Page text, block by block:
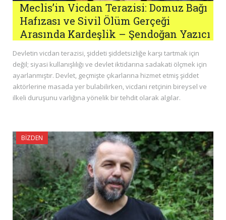
Meclis’in Vicdan Terazisi: Domuz Bağı
Hafızası ve Sivil Ölüm Gerçeği
Arasında Kardeşlik – Şendoğan Yazıcı
Devletin vicdan terazisi, şiddeti şiddetsizliğe karşı tartmak için
değil; siyasi kullanışlılığı ve devlet iktidarına sadakati ölçmek için
ayarlanmıştır. Devlet, geçmişte çıkarlarına hizmet etmiş şiddet
aktörlerine masada yer bulabilirken, vicdani retçinin bireysel ve
ilkeli duruşunu varlığına yönelik bir tehdit olarak algılar.
BIZDEN